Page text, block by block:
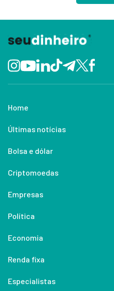
Home
Últimas notícias
Bolsa e dólar
Criptomoedas
Empresas
Política
Economia
Renda fixa
Especialistas